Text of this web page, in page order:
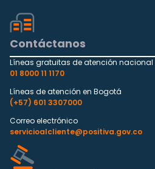
Contáctanos
Líneas gratuitas de atención nacional
01 8000 11 1170
Líneas de atención en Bogotá
(+57) 601 3307000
Correo electrónico
servicioalcliente@positiva.gov.co